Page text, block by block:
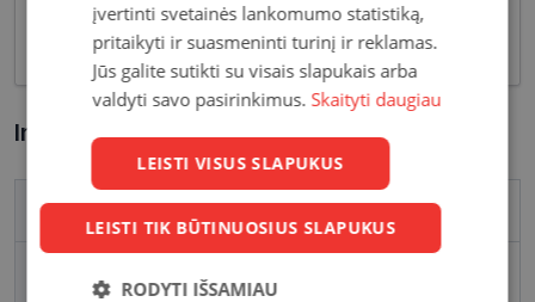
korekcija, tačiau ir stilingas kasdieninės išvaizdos
akcentas.
Informacija apie prekę
Prekės ženklas
įvertinti svetainės lankomumo statistiką,
pritaikyti ir suasmeninti turinį ir reklamas.
Jūs galite sutikti su visais slapukais arba
valdyti savo pasirinkimus. Skaityti daugiau
LEISTI VISUS SLAPUKUS
LEISTI TIK BŪTINUOSIUS SLAPUKUS
RODYTI IŠSAMIAU